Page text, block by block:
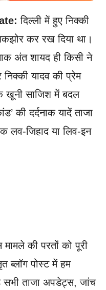
दिल्ली में हुए निक्की
कर रख दिया था।
अंत शायद ही किसी ने
निक्की यादव की प्रेम
खूनी साजिश में बदल
की दर्दनाक यादें ताजा
लव-जिहाद या लिव-इन
मामले की परतों को पूरी
ब्लॉग पोस्ट में हम
ताजा अपडेट्स, जांच